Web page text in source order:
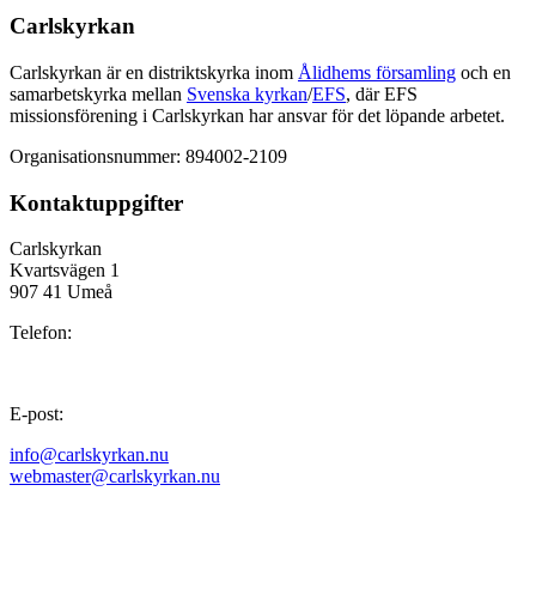
Carlskyrkan
Carlskyrkan är en distriktskyrka inom Ålidhems församling och en
samarbetskyrka mellan Svenska kyrkan/EFS, där EFS
missionsförening i Carlskyrkan har ansvar för det löpande arbetet.
Organisationsnummer: 894002-2109
Kontaktuppgifter
Carlskyrkan
Kvartsvägen 1
907 41 Umeå
Telefon:
E-post:
info@carlskyrkan.nu
webmaster@carlskyrkan.nu